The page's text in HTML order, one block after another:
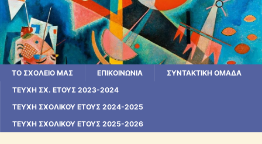
ΤΟ ΣΧΟΛΕΙΟ ΜΑΣ ΕΠΙΚΟΙΝΩΝΙΑ
ΣΥΝΤΑΚΤΙΚΗ ΟΜΑΔΑ
ΤΕΎΧΗ ΣΧ. ΈΤΟΥΣ 2023-2024
ΤΕΎΧΗ ΣΧΟΛΙΚΟΎ ΈΤΟΥΣ 2024-2025
ΤΕΥΧΗ ΣΧΟΛΙΚΟΥ ΕΤΟΥΣ 2025-2026